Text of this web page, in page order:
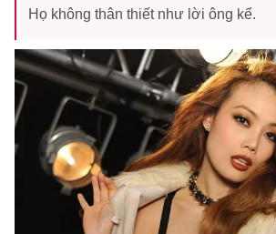
Họ không thân thiết như lời ông kể.